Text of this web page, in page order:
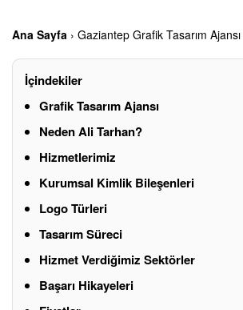
Ana Sayfa › Gaziantep Grafik Tasarım Ajansı
İçindekiler
Grafik Tasarım Ajansı
Neden Ali Tarhan?
Hizmetlerimiz
Kurumsal Kimlik Bileşenleri
Logo Türleri
Tasarım Süreci
Hizmet Verdiğimiz Sektörler
Başarı Hikayeleri